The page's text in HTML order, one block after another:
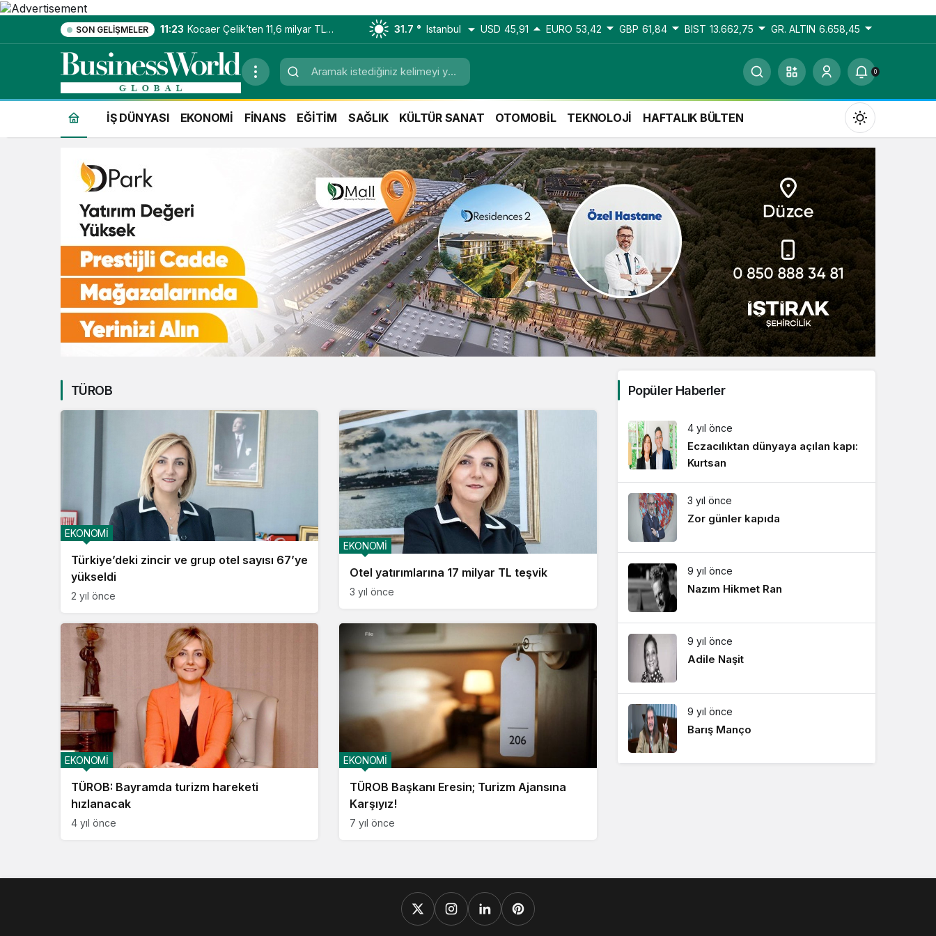
SON GELIŞMELER 11:23 Kocaer Çelik’ten 11,6 milyar TL
net satış geliri
31.7 ° Istanbul USD 45,91 EURO 53,42 GBP 61,84 BIST 13.662,75 GR. ALTIN 6.658,45
0
İŞ DÜNYASI EKONOMİ FİNANS EĞİTİM SAĞLIK KÜLTÜR SANAT OTOMOBİL TEKNOLOJİ HAFTALIK BÜLTEN
Gündüz Modu
Gündüz modunu seçin.
Gece Modu
Gece modunu seçin.
Sistem Modu
Sistem modunu seçin.
TÜROB
Türkiye’deki zincir ve grup otel sayısı 67’ye
yükseldi
EKONOMİ
2 yıl önce
Otel yatırımlarına 17 milyar TL teşvik
EKONOMİ
3 yıl önce
TÜROB: Bayramda turizm hareketi
hızlanacak
EKONOMİ
4 yıl önce
TÜROB Başkanı Eresin; Turizm Ajansına
Karşıyız!
EKONOMİ
7 yıl önce
Popüler Haberler
4 yıl önce
Eczacılıktan dünyaya açılan kapı:
Kurtsan
3 yıl önce
Zor günler kapıda
9 yıl önce
Nazım Hikmet Ran
9 yıl önce
Adile Naşit
9 yıl önce
Barış Manço